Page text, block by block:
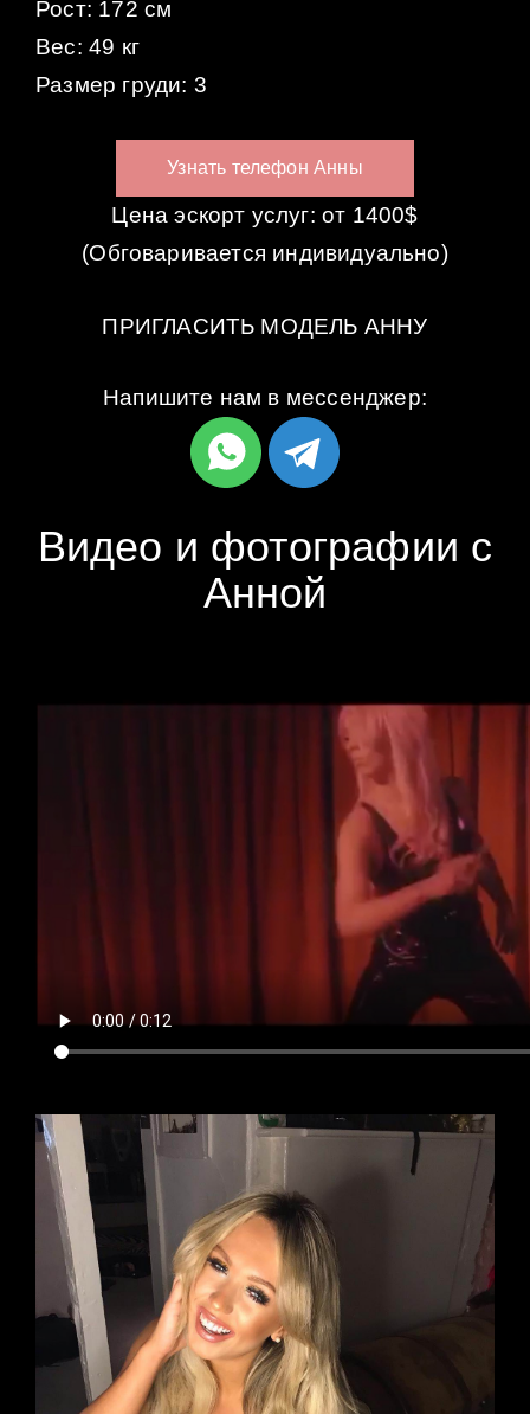
Рост: 172 см
Вес: 49 кг
Размер груди: 3
Узнать телефон Анны
Цена эскорт услуг: от 1400$
(Обговаривается индивидуально)
ПРИГЛАСИТЬ МОДЕЛЬ АННУ
Напишите нам в мессенджер:
Видео и фотографии с
Анной